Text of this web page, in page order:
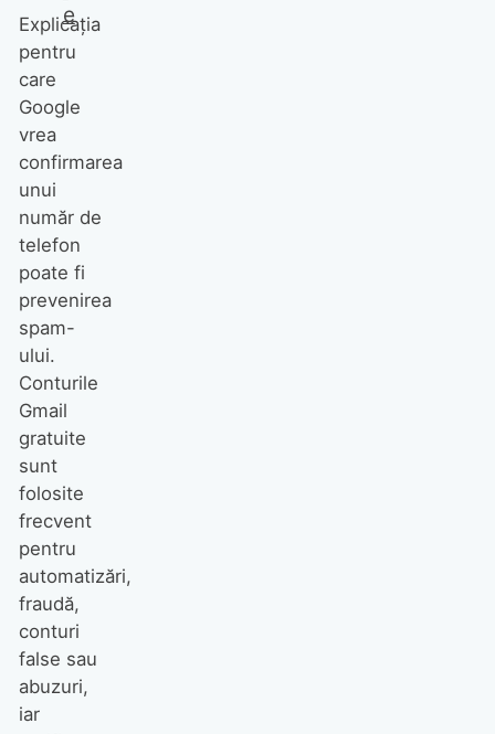
e
Explicația
pentru
care
Google
vrea
confirmarea
unui
număr de
telefon
poate fi
prevenirea
spam-
ului.
Conturile
Gmail
gratuite
sunt
folosite
frecvent
pentru
automatizări,
fraudă,
conturi
false sau
abuzuri,
iar